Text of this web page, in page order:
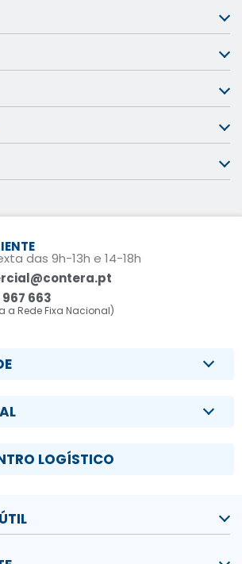
das 9h-13h e 14-18h
967 663
Rede Fixa Nacional)
LOGÍSTICO